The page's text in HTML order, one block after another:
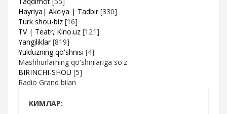
Hayriya| Akciya | Tadbir [330]
Turk shou-biz [16]
TV | Teatr, Kino.uz [121]
Yangiliklar [819]
Yulduzning qo'shnisi [4]
Mashhurlarning qo'shnilariga so'z
BIRINCHI-SHOU [5]
Radio Grand bilan
КИМЛАР: